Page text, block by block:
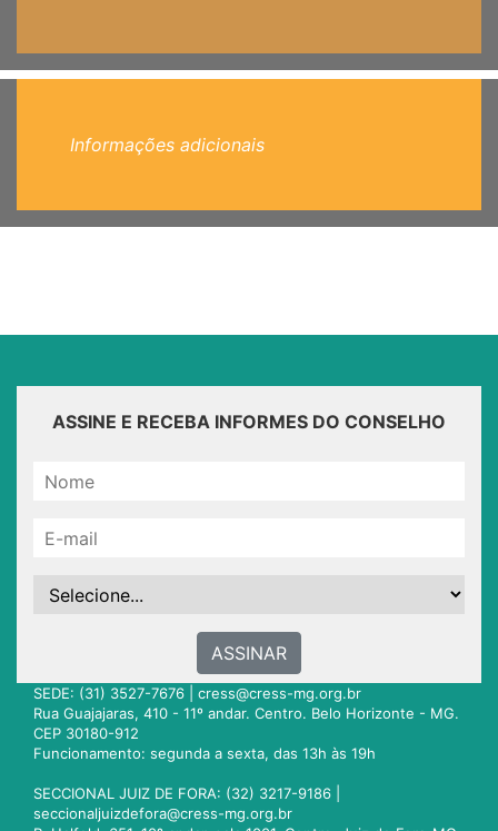
Informações adicionais
ASSINE E RECEBA INFORMES DO CONSELHO
ASSINAR
SEDE: (31) 3527-7676 | cress@cress-mg.org.br
Rua Guajajaras, 410 - 11º andar. Centro. Belo Horizonte - MG.
CEP 30180-912
Funcionamento: segunda a sexta, das 13h às 19h
SECCIONAL JUIZ DE FORA: (32) 3217-9186 |
seccionaljuizdefora@cress-mg.org.br